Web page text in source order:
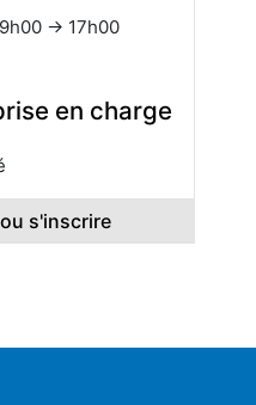
→ 17h00
en charge
s'inscrire